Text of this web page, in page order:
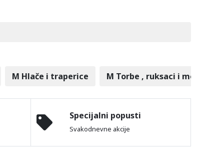
M Hlače i traperice M Torbe , ruksaci i
Specijalni popusti
Svakodnevne akcije